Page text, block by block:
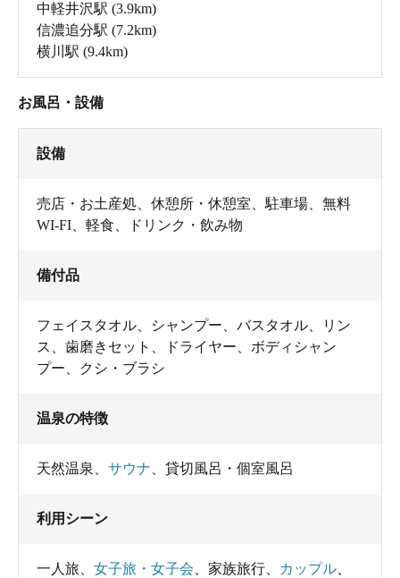
中軽井沢駅 (3.9km)
信濃追分駅 (7.2km)
横川駅 (9.4km)
お風呂・設備
設備
売店・お土産処 休憩所・休憩室 駐車場
無料
WI-FI
軽食 ドリンク・飲み物
備付品
フェイスタオル シャンプー バスタオル
リン
ス
歯磨きセット ドライヤー
ボディシャン
プー
クシ・ブラシ
温泉の特徴
天然温泉 サウナ 貸切風呂・個室風呂
利用シーン
一人旅 女子旅・女子会 家族旅行 カップル